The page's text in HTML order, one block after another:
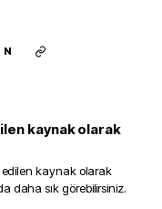
N
kaynak olarak
edilen kaynak olarak
daha sık görebilirsiniz.